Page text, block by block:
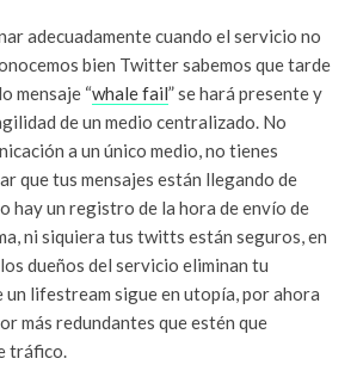
adecuadamente cuando el servicio no
bien Twitter sabemos que tarde
mensaje “whale fail” se hará presente y
de un medio centralizado. No
a un único medio, no tienes
que tus mensajes están llegando de
hay un registro de la hora de envío de
ni siquiera tus twitts están seguros, en
dueños del servicio eliminan tu
un lifestream sigue en utopía, por ahora
más redundantes que estén que
tráfico.